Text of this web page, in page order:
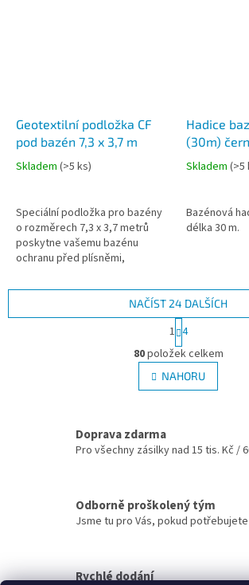
Geotextilní podložka CF
pod bazén 7,3 x 3,7 m
Skladem (>5 ks)
Speciální podložka pro bazény
o rozměrech 7,3 x 3,7 metrů
poskytne vašemu bazénu
ochranu před plísněmi,
trávy.
Hadice
(30m)
Skladem (>5
Bazénová
délka 30 m.
O
v
l
á
í
k
y
p
NAČÍST 24 DALŠÍCH
S
t
r
á
n
k
n
1 4
80položek celkem
NAHORU
Doprava zdarma
Pro všechny zásilky nad 15 tis. Kč /
Odborně proškolený tým
Jsme tu pro Vás, pokud
Rychlé dodání